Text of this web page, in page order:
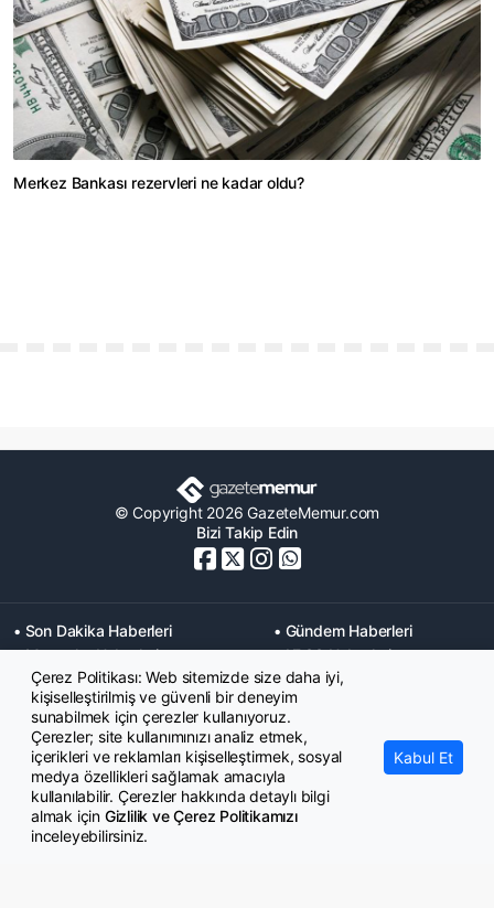
Merkez Bankası rezervleri ne kadar oldu?
© Copyright 2026 GazeteMemur.com
Bizi Takip Edin
• Son Dakika Haberleri
• Gündem Haberleri
• Memurlar Haberleri
• KPSS Haberleri
• Ekonomi Haberleri
• Eğitim Haberleri
• Yaşam Haberleri
• Maaş Verileri Haberleri
• Mahkeme Kararları
Haberleri
Çerez Politikası: Web sitemizde size daha iyi,
kişiselleştirilmiş ve güvenli bir deneyim
sunabilmek için çerezler kullanıyoruz.
Çerezler; site kullanımınızı analiz etmek,
içerikleri ve reklamları kişiselleştirmek, sosyal
medya özellikleri sağlamak amacıyla
kullanılabilir. Çerezler hakkında detaylı bilgi
almak için Gizlilik ve Çerez Politikamızı
inceleyebilirsiniz.
Kabul Et